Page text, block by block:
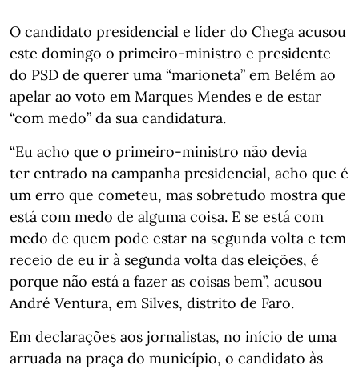
O candidato presidencial e líder do Chega acusou
este domingo o primeiro-ministro e presidente
do PSD de querer uma “marioneta” em Belém ao
apelar ao voto em Marques Mendes e de estar
“com medo” da sua candidatura.
“Eu acho que o primeiro-ministro não devia
ter entrado na campanha presidencial, acho que é
um erro que cometeu, mas sobretudo mostra que
está com medo de alguma coisa. E se está com
medo de quem pode estar na segunda volta e tem
receio de eu ir à segunda volta das eleições, é
porque não está a fazer as coisas bem”, acusou
André Ventura, em Silves, distrito de Faro.
Em declarações aos jornalistas, no início de uma
arruada na praça do município, o candidato às